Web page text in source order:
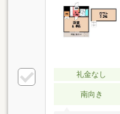
礼金なし
南向き